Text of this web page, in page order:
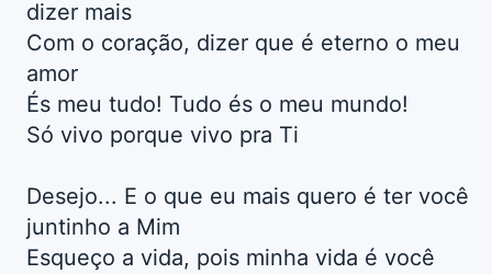
dizer mais
Com o coração, dizer que é eterno o meu
amor
És meu tudo! Tudo és o meu mundo!
Só vivo porque vivo pra Ti
Desejo... E o que eu mais quero é ter você
juntinho a Mim
Esqueço a vida, pois minha vida é você